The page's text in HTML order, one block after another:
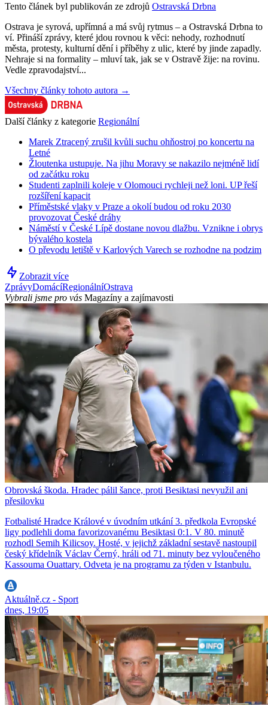
Tento článek byl publikován ze zdrojů Ostravská Drbna
Ostrava je syrová, upřímná a má svůj rytmus – a Ostravská Drbna to
ví. Přináší zprávy, které jdou rovnou k věci: nehody, rozhodnutí
města, protesty, kulturní dění i příběhy z ulic, které by jinde zapadly.
Nehraje si na formality – mluví tak, jak se v Ostravě žije: na rovinu.
Vedle zpravodajství...
Všechny články tohoto autora →
Další články z kategorie Regionální
Marek Ztracený zrušil kvůli suchu ohňostroj po koncertu na
Letné
Žloutenka ustupuje. Na jihu Moravy se nakazilo nejméně lidí
od začátku roku
Studenti zaplnili koleje v Olomouci rychleji než loni. UP řeší
rozšíření kapacit
Příměstské vlaky v Praze a okolí budou od roku 2030
provozovat České dráhy
Náměstí v České Lípě dostane novou dlažbu. Vznikne i obrys
bývalého kostela
O převodu letiště v Karlových Varech se rozhodne na podzim
Zobrazit více
ZprávyDomácíRegionálníOstrava
Vybrali jsme pro vás Magazíny a zajímavosti
Obrovská škoda. Hradec pálil šance, proti Besiktasi nevyužil ani
přesilovku
Fotbalisté Hradce Králové v úvodním utkání 3. předkola Evropské
ligy podlehli doma favorizovanému Besiktasi 0:1. V 80. minutě
rozhodl Semih Kilicsoy. Hosté, v jejichž základní sestavě nastoupil
český křídelník Václav Černý, hráli od 71. minuty bez vyloučeného
Kassouma Ouattary. Odveta je na programu za týden v Istanbulu.
Aktuálně.cz - Sport
dnes, 19:05